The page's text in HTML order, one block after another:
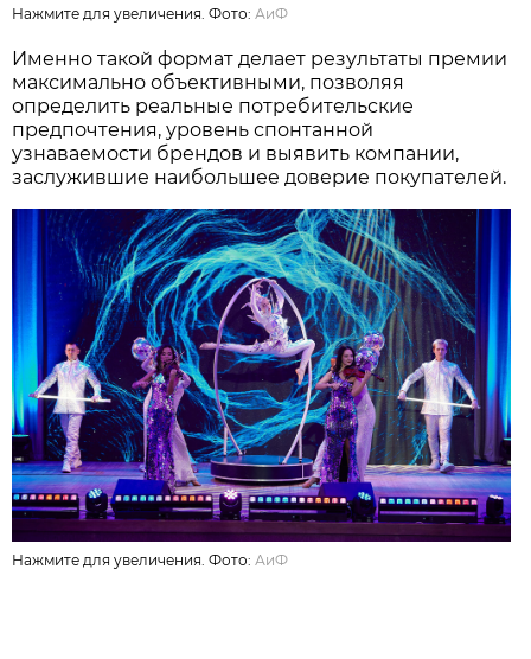
Нажмите для увеличения. Фото:АиФ
Именно такой формат делает результаты премии
максимально объективными, позволяя
определить реальные потребительские
предпочтения, уровень спонтанной
узнаваемости брендов и выявить компании,
заслужившие наибольшее доверие покупателей.
Нажмите для увеличения. Фото:АиФ